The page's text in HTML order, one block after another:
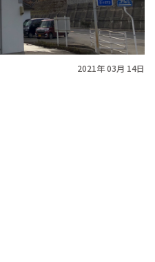
2021年 03月 14日